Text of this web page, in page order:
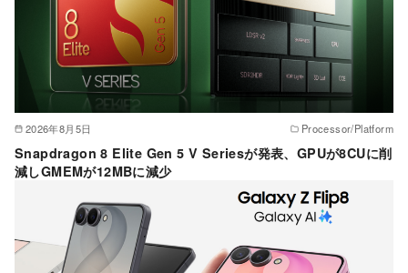
2026年8月5日 Processor/Platform
Snapdragon 8 Elite Gen 5 V Seriesが発表、GPUが8CUに削
減しGMEMが12MBに減少